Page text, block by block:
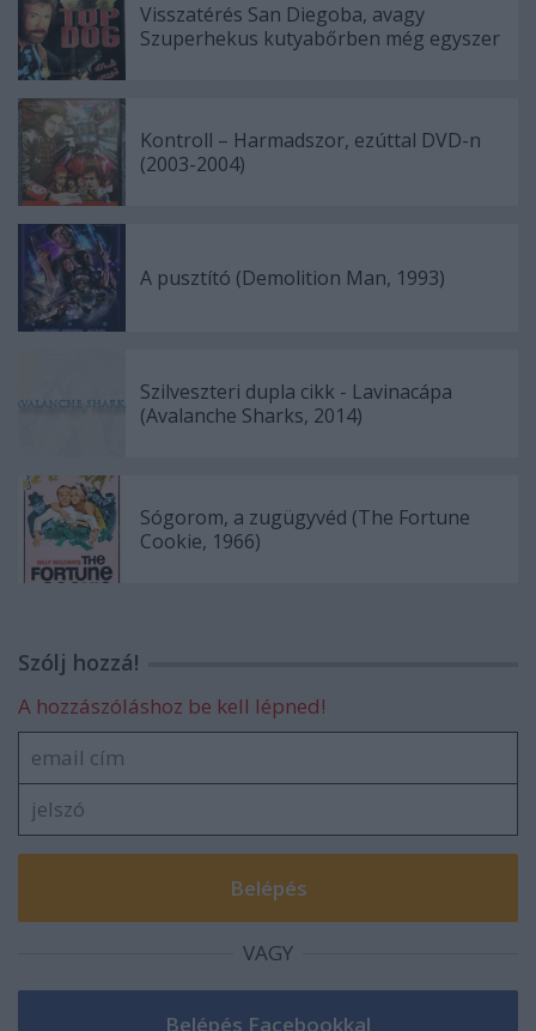
Visszatérés San Diegoba, avagy
Szuperhekus kutyabőrben még egyszer
Kontroll – Harmadszor, ezúttal DVD-n
(2003-2004)
A pusztító (Demolition Man, 1993)
Szilveszteri dupla cikk - Lavinacápa
(Avalanche Sharks, 2014)
Sógorom, a zugügyvéd (The Fortune
Cookie, 1966)
Szólj hozzá!
A hozzászóláshoz be kell lépned!
VAGY